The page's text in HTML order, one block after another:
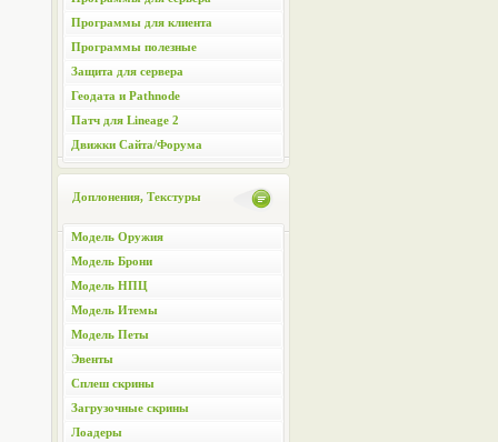
Программы для клиента
Программы полезные
Защита для сервера
Геодата и Pathnode
Патч для Lineage 2
Движки Сайта/Форума
Доплонения, Текстуры
Модель Оружия
Модель Брони
Модель НПЦ
Модель Итемы
Модель Петы
Эвенты
Сплеш скрины
Загрузочные скрины
Лоадеры